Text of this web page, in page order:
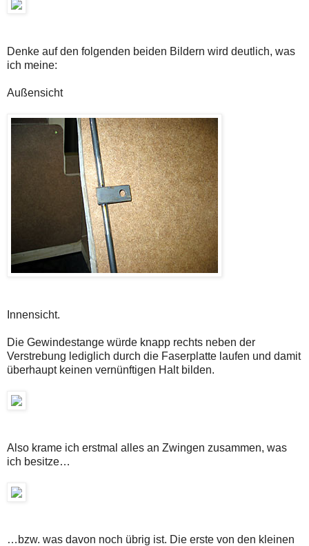
Denke auf den folgenden beiden Bildern wird deutlich, was
ich meine:
Außensicht
Innensicht.
Die Gewindestange würde knapp rechts neben der
Verstrebung lediglich durch die Faserplatte laufen und damit
überhaupt keinen vernünftigen Halt bilden.
Also krame ich erstmal alles an Zwingen zusammen, was
ich besitze…
…bzw. was davon noch übrig ist. Die erste von den kleinen